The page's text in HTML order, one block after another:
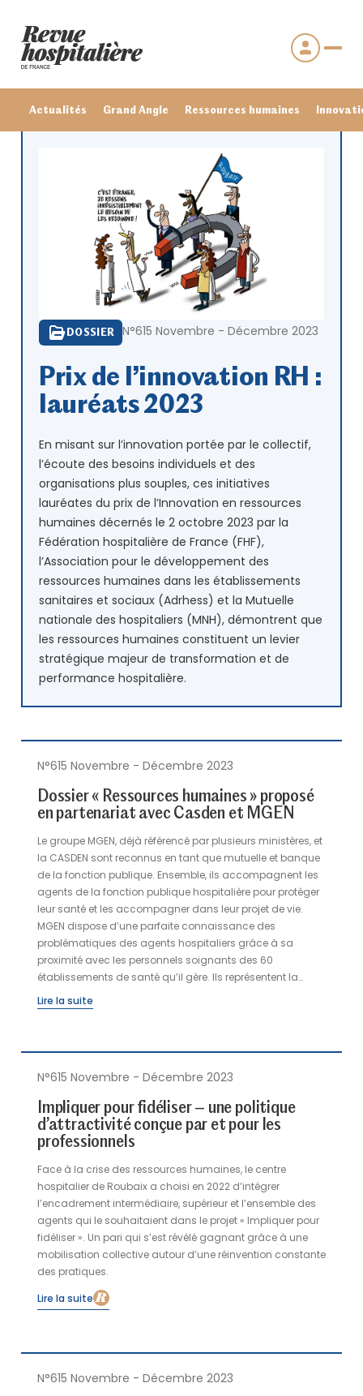
Actualités Grand Angle Ressources humaines
Se connecter
DOSSIER N°615 Novembre - Décembre 2023
Prix de l’innovation RH :
lauréats 2023
En misant sur l’innovation portée par le collectif,
l’écoute des besoins individuels et des
organisations plus souples, ces initiatives
lauréates du prix de l’Innovation en ressources
humaines décernés le 2 octobre 2023 par la
Fédération hospitalière de France (FHF),
l’Association pour le développement des
ressources humaines dans les établissements
sanitaires et sociaux (Adrhess) et la Mutuelle
nationale des hospitaliers (MNH), démontrent que
les ressources humaines constituent un levier
stratégique majeur de transformation et de
performance hospitalière.
N°615 Novembre - Décembre 2023
Dossier « Ressources humaines » proposé
en partenariat avec Casden et MGEN
Le groupe MGEN, déjà référencé par plusieurs ministères, et
la CASDEN sont reconnus en tant que mutuelle et banque
de la fonction publique. Ensemble, ils accompagnent les
agents de la fonction publique hospitalière pour protéger
leur santé et les accompagner dans leur projet de vie.
MGEN dispose d’une parfaite connaissance des
problématiques des agents hospitaliers grâce à sa
proximité avec les personnels soignants des 60
établissements de santé qu’il gère. Ils représentent la
moitié de ses salariés. Particulièrement impliqué, il a lancé
avec l’ANACT une plateforme de prévention pour la qualité
CASDEN Banque Populaire, banque coopérative de la
fonction publique, représente plus de 1,9 million de
sociétaires, dont 90 000 agents issus du champ
hospitalier public qui l’ont rejointe ces quatre dernières
années. Valorisation des métiers hospitaliers et de la
marque employeur, tels sont les enjeux RH portés par
CASDEN. Cet engagement se traduit au travers des
programmes courts « Parlons Passion » sur France 5,
soutien à la start-up Profil Public et à plusieurs dispositifs
de la FHF tels qu’Attractive Med et un outil digital dédié à
la démarche qualité auprès des professionnels de santé.
Lire la suite
N°615 Novembre - Décembre 2023
Impliquer pour fidéliser – une politique
d’attractivité conçue par et pour les
professionnels
Face à la crise des ressources humaines, le centre
hospitalier de Roubaix a choisi en 2022 d’intégrer
l’encadrement intermédiaire, supérieur et l’ensemble des
agents qui le souhaitaient dans le projet « Impliquer pour
fidéliser ». Un pari qui s’est révélé gagnant grâce à une
mobilisation collective autour d’une réinvention constante
des pratiques.
Lire la suite
N°615 Novembre - Décembre 2023